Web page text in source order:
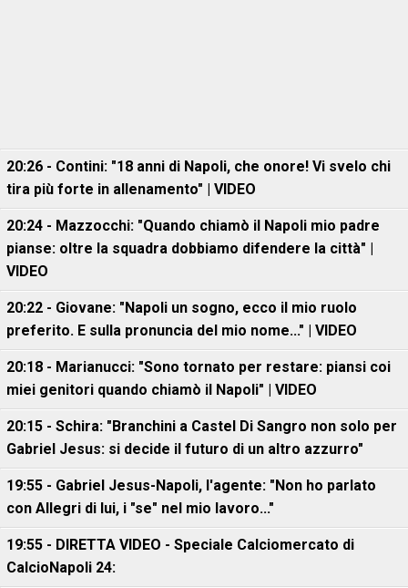
20:26 - Contini: "18 anni di Napoli, che onore! Vi svelo chi
tira più forte in allenamento" | VIDEO
20:24 - Mazzocchi: "Quando chiamò il Napoli mio padre
pianse: oltre la squadra dobbiamo difendere la città" |
VIDEO
20:22 - Giovane: "Napoli un sogno, ecco il mio ruolo
preferito. E sulla pronuncia del mio nome..." | VIDEO
20:18 - Marianucci: "Sono tornato per restare: piansi coi
miei genitori quando chiamò il Napoli" | VIDEO
20:15 - Schira: "Branchini a Castel Di Sangro non solo per
Gabriel Jesus: si decide il futuro di un altro azzurro"
19:55 - Gabriel Jesus-Napoli, l'agente: "Non ho parlato
con Allegri di lui, i "se" nel mio lavoro..."
19:55 - DIRETTA VIDEO - Speciale Calciomercato di
CalcioNapoli 24: